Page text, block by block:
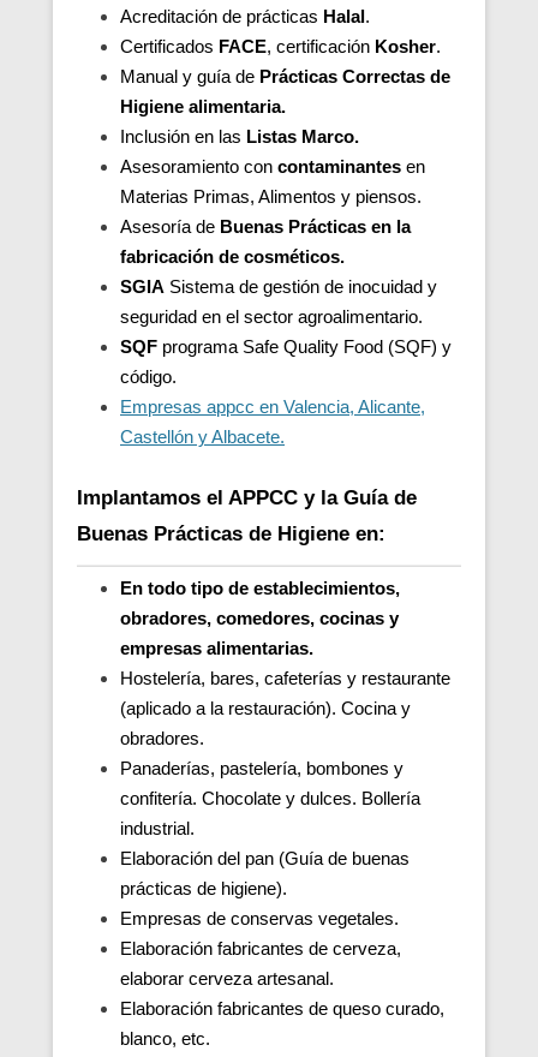
Acreditación de prácticas Halal.
Certificados FACE, certificación Kosher.
Manual y guía de Prácticas Correctas de
Higiene alimentaria.
Inclusión en las Listas Marco.
Asesoramiento con contaminantes en
Materias Primas, Alimentos y piensos.
Asesoría de Buenas Prácticas en la
fabricación de cosméticos.
SGIA Sistema de gestión de inocuidad y
seguridad en el sector agroalimentario.
SQF programa Safe Quality Food (SQF) y
código.
Empresas appcc en Valencia, Alicante,
Castellón y Albacete.
Implantamos el APPCC y la Guía de
Buenas Prácticas de Higiene en:
En todo tipo de establecimientos,
obradores, comedores, cocinas y
empresas alimentarias.
Hostelería, bares, cafeterías y restaurante
(aplicado a la restauración). Cocina y
obradores.
Panaderías, pastelería, bombones y
confitería. Chocolate y dulces. Bollería
industrial.
Elaboración del pan (Guía de buenas
prácticas de higiene).
Empresas de conservas vegetales.
Elaboración fabricantes de cerveza,
elaborar cerveza artesanal.
Elaboración fabricantes de queso curado,
blanco, etc.